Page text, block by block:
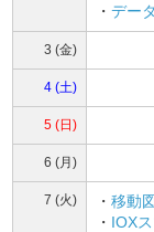
・デー
3 (金)
4 (土)
5 (日)
6 (月)
7 (火) ・移動
・ IOX